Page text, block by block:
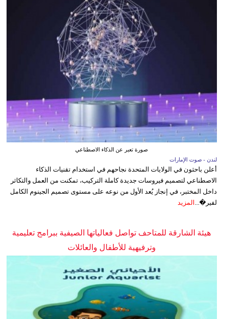
صورة تعبر عن الذكاء الاصطناعي
لندن - صوت الإمارات
أعلن باحثون في الولايات المتحدة نجاحهم في استخدام تقنيات الذكاء
الاصطناعي لتصميم فيروسات جديدة كاملة التركيب، تمكنت من العمل والتكاثر
داخل المختبر، في إنجاز يُعد الأول من نوعه على مستوى تصميم الجينوم الكامل
لفير�...
المزيد
هيئة الشارقة للمتاحف تواصل فعالياتها الصيفية ببرامج تعليمية
وترفيهية للأطفال والعائلات